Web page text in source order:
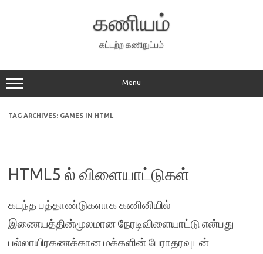
கணியம்
கட்டற்ற கணிநுட்பம்
Menu
TAG ARCHIVES: GAMES IN HTML
HTML5 ல் விளையாட்டுகள்
கடந்த பத்தாண்டுகளாக கணினியில்
இணையத்தின்மூலமான நேரடிவிளையாட்டு என்பது
பல்லாயிரகணக்கான மக்களின் பேராதரவுடன்